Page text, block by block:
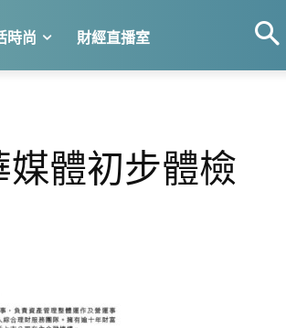
時尚 財經直播室
體初步體檢